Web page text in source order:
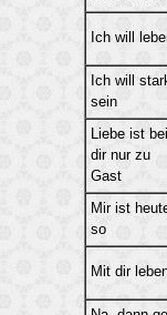
Ich will
Ich will
sein
Liebe ist bei
dir nur zu
Gast
Mir ist
so
Mit dir